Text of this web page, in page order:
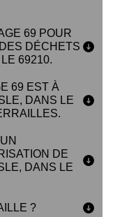
69 POUR
DÉCHETS
69210.
69 EST À
DANS LE
DE
DANS LE
?